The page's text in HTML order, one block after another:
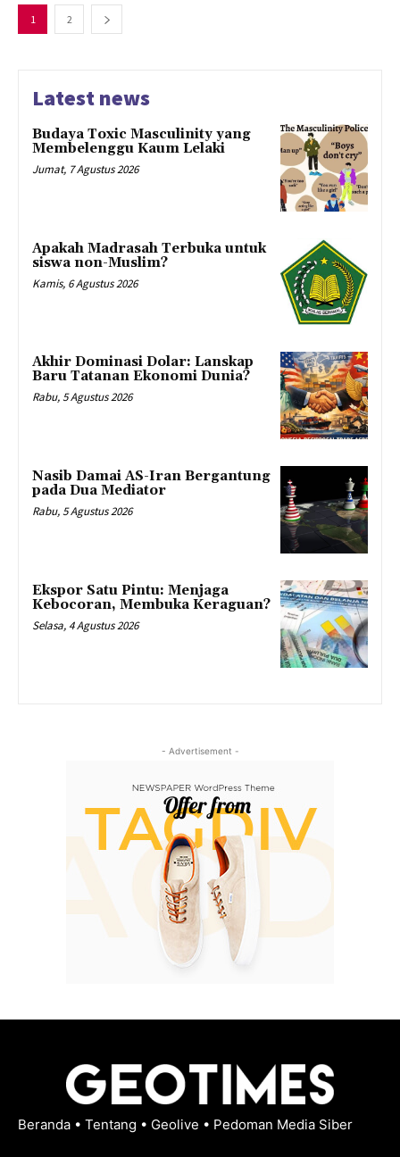
1 2
Latest news
Budaya Toxic Masculinity yang
Membelenggu Kaum Lelaki
Jumat, 7 Agustus 2026
Apakah Madrasah Terbuka untuk
siswa non-Muslim?
Kamis, 6 Agustus 2026
Akhir Dominasi Dolar: Lanskap
Baru Tatanan Ekonomi Dunia?
Rabu, 5 Agustus 2026
Nasib Damai AS-Iran Bergantung
pada Dua Mediator
Rabu, 5 Agustus 2026
Ekspor Satu Pintu: Menjaga
Kebocoran, Membuka Keraguan?
Selasa, 4 Agustus 2026
- Advertisement -
Beranda • Tentang • Geolive • Pedoman Media Siber